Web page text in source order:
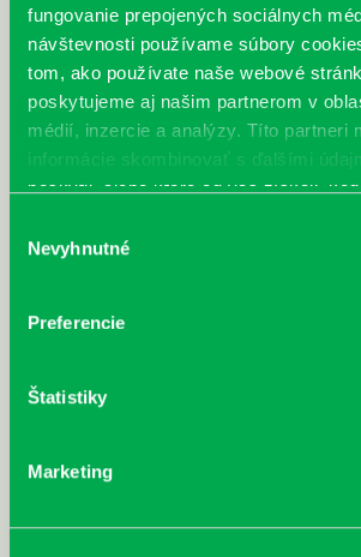
fungovanie prepojených sociálnych
návštevnosti používame súbory
tom, ako používate naše webové
poskytujeme aj našim partnerom v
médií, inzercie a analýzy. Títo partneri
informácie skombinovať s ďalšími
poskytli, alebo ktoré od vás získali,
súhlasu
Nevyhnutné
Preferencie
Štatistiky
Marketing